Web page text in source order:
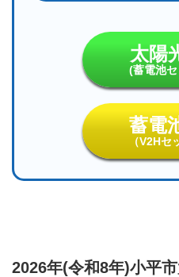
太陽
(蓄電池
蓄電
（V2Hセ
2026年(令和8年)小平